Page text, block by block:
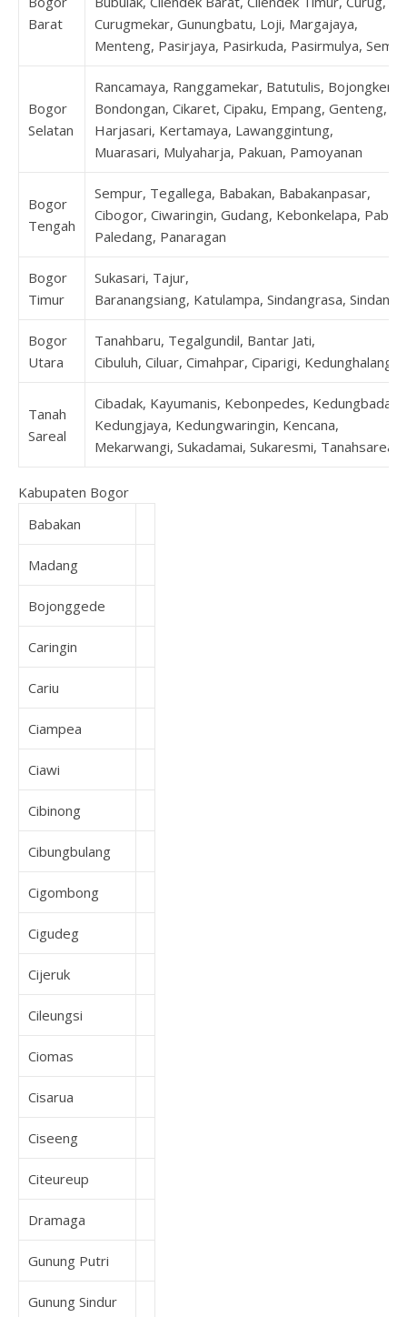
Barat
Curugmekar, Gunungbatu, Loji, Margajaya,
Menteng, Pasirjaya, Pasirkuda, Pasirmulya,
Bogor
Selatan
Rancamaya, Ranggamekar, Batutulis,
Bondongan, Cikaret, Cipaku, Empang, Genteng,
Harjasari, Kertamaya, Lawanggintung,
Muarasari, Mulyaharja, Pakuan, Pamoyanan
Bogor
Tengah
Sempur, Tegallega, Babakan, Babakanpasar,
Cibogor, Ciwaringin, Gudang, Kebonkelapa,
Paledang, Panaragan
Bogor
Timur
Sukasari, Tajur,
Baranangsiang, Katulampa, Sindangrasa,
Bogor
Utara
Tanahbaru, Tegalgundil, Bantar Jati,
Cibuluh, Ciluar, Cimahpar, Ciparigi, Kedunghalang
Tanah
Sareal
Cibadak, Kayumanis, Kebonpedes, Kedungbadak,
Kedungjaya, Kedungwaringin, Kencana,
Mekarwangi, Sukadamai, Sukaresmi, Tanahsareal
Kabupaten Bogor
Babakan
Madang
Bojonggede
Caringin
Cariu
Ciampea
Ciawi
Cibinong
Cibungbulang
Cigombong
Cigudeg
Cijeruk
Cileungsi
Ciomas
Cisarua
Ciseeng
Citeureup
Dramaga
Gunung Putri
Gunung Sindur